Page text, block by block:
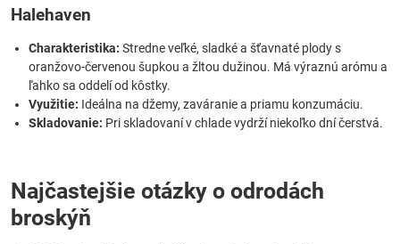
Halehaven
Charakteristika: Stredne veľké, sladké a šťavnaté plody s
oranžovo-červenou šupkou a žltou dužinou. Má výraznú arómu a
ľahko sa oddelí od kôstky.
Využitie: Ideálna na džemy, zaváranie a priamu konzumáciu.
Skladovanie: Pri skladovaní v chlade vydrží niekoľko dní čerstvá.
Najčastejšie otázky o odrodách
broskýň